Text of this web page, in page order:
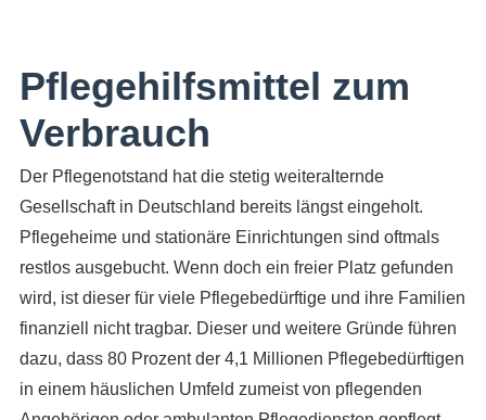
Pflegehilfsmittel zum
Verbrauch
Der Pflegenotstand hat die stetig weiteralternde
Gesellschaft in Deutschland bereits längst eingeholt.
Pflegeheime und stationäre Einrichtungen sind oftmals
restlos ausgebucht. Wenn doch ein freier Platz gefunden
wird, ist dieser für viele Pflegebedürftige und ihre Familien
finanziell nicht tragbar. Dieser und weitere Gründe führen
dazu, dass 80 Prozent der 4,1 Millionen Pflegebedürftigen
in einem häuslichen Umfeld zumeist von pflegenden